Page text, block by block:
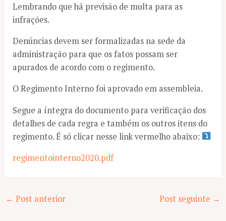
Lembrando que há previsão de multa para as
infrações.
Denúncias devem ser formalizadas na sede da
administração para que os fatos possam ser
apurados de acordo com o regimento.
O Regimento Interno foi aprovado em assembleia.
Segue a íntegra do documento para verificação dos
detalhes de cada regra e também os outros itens do
regimento. É só clicar nesse link vermelho abaixo:
regimentointerno2020.pdf
Post
← Post anterior Post seguinte →